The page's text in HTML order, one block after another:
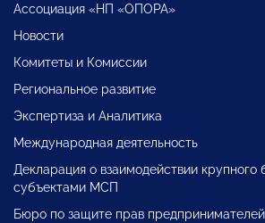
Ассоциация «НП «ОПОРА»
Новости
Комитеты и Комиссии
Региональное развитие
Экспертиза и Аналитика
Международная деятельность
Декларация о взаимодействии крупного
субъектами МСП
Бюро по защите прав предпринимателей